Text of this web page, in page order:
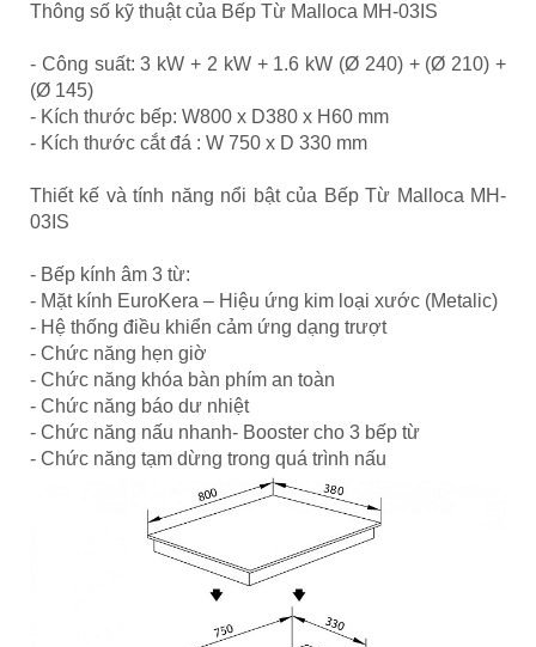
Thông số kỹ thuật của Bếp Từ Malloca MH-03IS
- Công suất: 3 kW + 2 kW + 1.6 kW (Ø 240) + (Ø 210) +
(Ø 145)
- Kích thước bếp: W800 x D380 x H60 mm
- Kích thước cắt đá : W 750 x D 330 mm
Thiết kế và tính năng nổi bật của Bếp Từ Malloca MH-
03IS
- Bếp kính âm 3 từ:
- Mặt kính EuroKera – Hiệu ứng kim loại xước (Metalic)
- Hệ thống điều khiển cảm ứng dạng trượt
- Chức năng hẹn giờ
- Chức năng khóa bàn phím an toàn
- Chức năng báo dư nhiệt
- Chức năng nấu nhanh- Booster cho 3 bếp từ
- Chức năng tạm dừng trong quá trình nấu